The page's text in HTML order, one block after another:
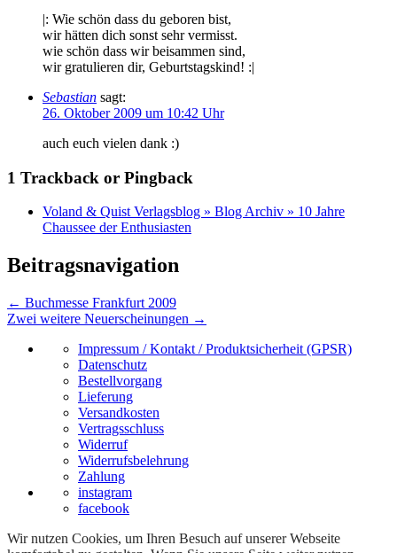
|: Wie schön dass du geboren bist,
wir hätten dich sonst sehr vermisst.
wie schön dass wir beisammen sind,
wir gratulieren dir, Geburtstagskind! :|
Sebastian sagt:
26. Oktober 2009 um 10:42 Uhr
auch euch vielen dank :)
1 Trackback or Pingback
Voland & Quist Verlagsblog » Blog Archiv » 10 Jahre
Chaussee der Enthusiasten
Beitragsnavigation
← Buchmesse Frankfurt 2009
Zwei weitere Neuerscheinungen →
Impressum / Kontakt / Produktsicherheit (GPSR)
Datenschutz
Bestellvorgang
Lieferung
Versandkosten
Vertragsschluss
Widerruf
Widerrufsbelehrung
Zahlung
instagram
facebook
Wir nutzen Cookies, um Ihren Besuch auf unserer Webseite